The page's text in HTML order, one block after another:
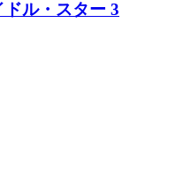
ル・スター 3